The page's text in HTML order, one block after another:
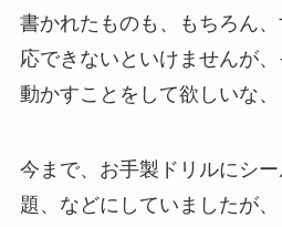
書かれたものも、もちろん
応できないといけませんが
動かすことをして欲しいな、
今まで、お手製ドリルにシ
題、などにしていましたが、